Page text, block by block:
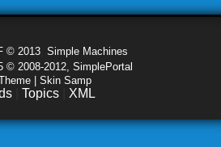
© 2013 Simple Machines
© 2008-2012, SimplePortal
| Skin Samp
Topics XML